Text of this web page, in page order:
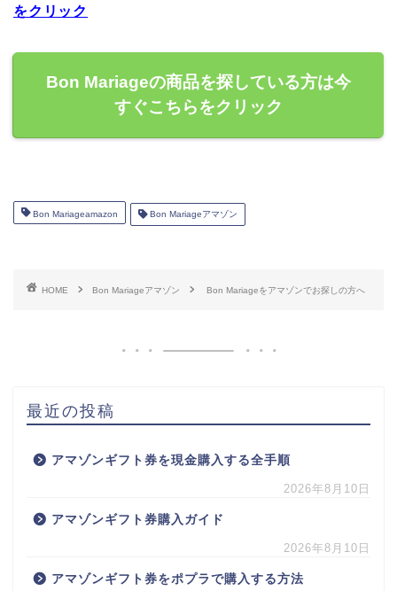
をクリック
Bon Mariageの商品を探している方は今
すぐこちらをクリック
Bon Mariageamazon Bon Mariageアマゾン
HOME Bon Mariageアマゾン Bon Mariageをアマゾンでお探しの方へ
最近の投稿
アマゾンギフト券を現金購入する全手順
2026年8月10日
アマゾンギフト券購入ガイド
2026年8月10日
アマゾンギフト券をポプラで購入する方法